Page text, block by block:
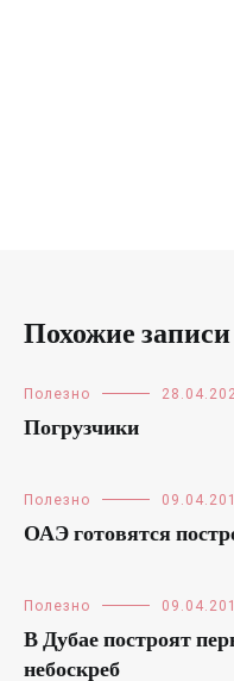
Похожие записи
Полезно
Погрузчики
Полезно
ОАЭ готовятся
Полезно
В Дубае построят
небоскреб